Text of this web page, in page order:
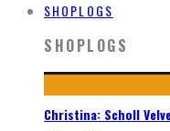
SHOPLOGS
SHOPLOGS
Christina: Scholl